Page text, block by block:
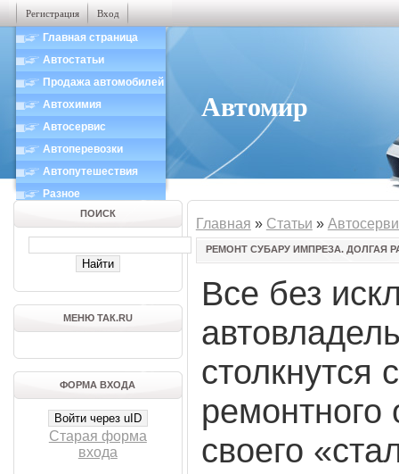
Регистрация Вход
Главная страница
Автостатьи
Продажа автомобилей
Автохимия
Автосервис
Автоперевозки
Автопутешествия
Разное
Автомир
ПОИСК
МЕНЮ ТАК.RU
ФОРМА ВХОДА
Войти через uID
Старая форма
входа
Главная » Статьи »
РЕМОНТ СУБАРУ ИМПРЕЗА. ДОЛГАЯ
Все без
столкнутся
ремонтного
своего